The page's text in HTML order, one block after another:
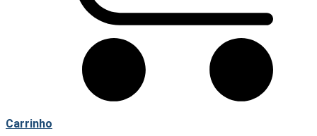
Carrinho